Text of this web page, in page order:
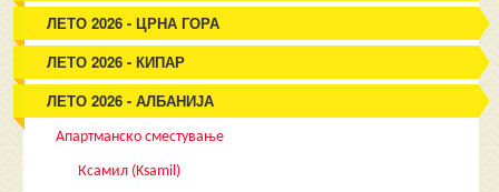
ЛЕТО 2026 - ЦРНА ГОРА
ЛЕТО 2026 - КИПАР
ЛЕТО 2026 - АЛБАНИЈА
Апартманско сместување
Ксамил (Ksamil)